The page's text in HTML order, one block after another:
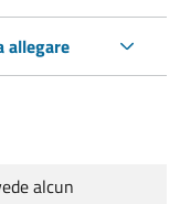
allegare
alcun